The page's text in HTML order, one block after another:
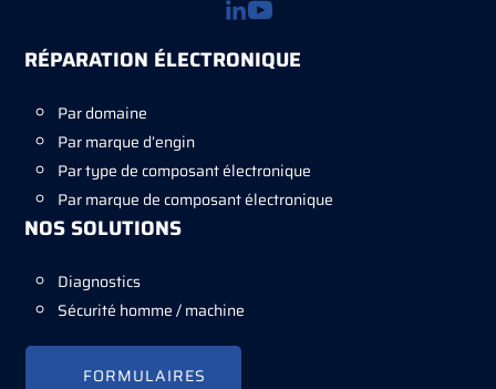
RÉPARATION ÉLECTRONIQUE
Par domaine
Par marque d’engin
Par type de composant électronique
Par marque de composant électronique
NOS SOLUTIONS
Diagnostics
Sécurité homme / machine
FORMULAIRES